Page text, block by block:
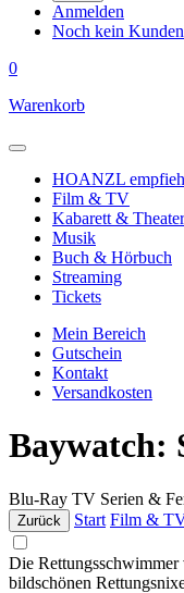
Anmelden
Noch kein
0
Warenkorb
HOANZL
Film & TV
Kabarett & Theater
Musik
Buch & Hörbuch
Streaming
Tickets
Mein Bereich
Gutschein
Kontakt
Versandkosten
Baywatch:
Blu-Ray TV Serien &
Zurück Start Film &
Die Rettungsschwimmer
bildschönen